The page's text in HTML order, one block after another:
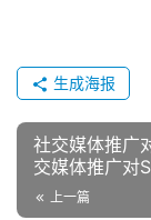
生成海报
社交媒体推广
交媒体推广对
上一篇